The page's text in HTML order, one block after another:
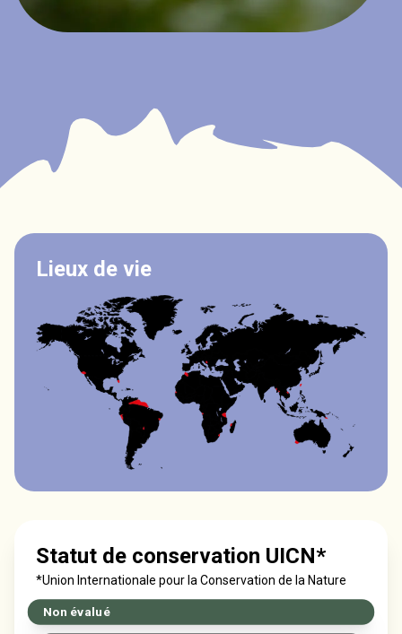
Lieux de vie
Statut de conservation UICN*
*Union Internationale pour la Conservation de la Nature
Non évalué